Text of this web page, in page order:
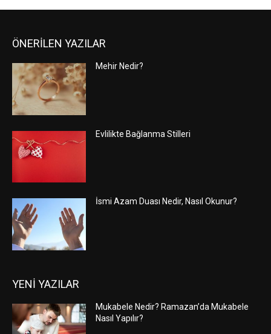
ÖNERİLEN YAZILAR
Mehir Nedir?
Evlilikte Bağlanma Stilleri
İsmi Azam Duası Nedir, Nasıl Okunur?
YENİ YAZILAR
Mukabele Nedir? Ramazan’da Mukabele
Nasıl Yapılır?